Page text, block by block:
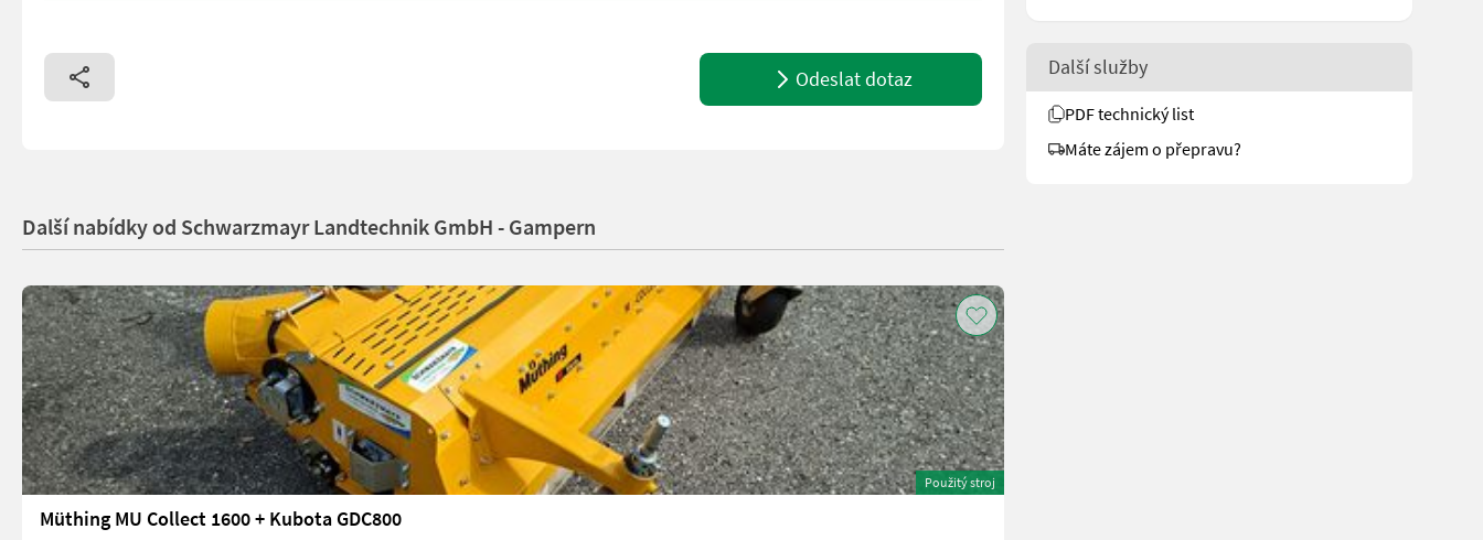
Odeslat dotaz Další služby
PDF technický list
Máte zájem o přepravu?
Další nabídky od Schwarzmayr Landtechnik GmbH - Gampern
Použitý stroj
Müthing MU Collect 1600 + Kubota GDC800